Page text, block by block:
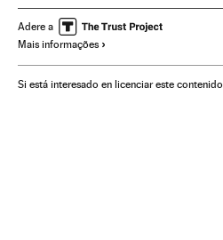
Euroceticismo Eleições europeias
Unión política europea
Eleições Ideologias Reino Unido
Adere a
Mais informações
Si está interesado en licenciar este